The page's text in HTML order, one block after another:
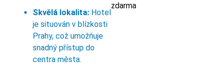
Skvělá lokalita: Hotel
je situován v blízkosti
Prahy, což umožňuje
snadný přístup do
centra města.
zdarma